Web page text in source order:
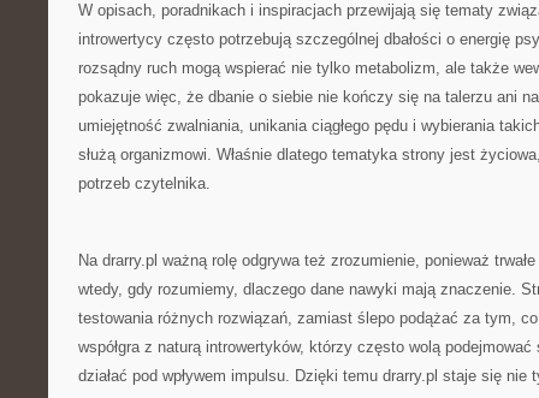
W opisach, poradnikach i inspiracjach przewijają się tematy
introwertycy często potrzebują szczególnej dbałości o energię
rozsądny ruch mogą wspierać nie tylko metabolizm, ale także
pokazuje więc, że dbanie o siebie nie kończy się na talerzu ani
umiejętność zwalniania, unikania ciągłego pędu i wybierania
służą organizmowi. Właśnie dlatego tematyka strony jest
potrzeb czytelnika.
Na drarry.pl ważną rolę odgrywa też zrozumienie, ponieważ
wtedy, gdy rozumiemy, dlaczego dane nawyki mają znaczenie.
testowania różnych rozwiązań, zamiast ślepo podążać za tym,
współgra z naturą introwertyków, którzy często wolą
działać pod wpływem impulsu. Dzięki temu drarry.pl staje się